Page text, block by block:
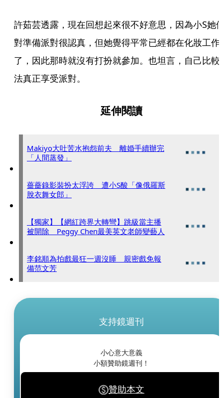
許茹芸透露，現在回想起來很不好意思，因為小S她
對準備派對很認真，但她覺得平常已經都在化妝工作
了，因此那時就沒有打扮就參加。也坦言，自己比較
法真正享受派對。
延伸閱讀
Makiyo大吐苦水抱怨前夫 離婚手續辦完
「人間蒸發」
薔薔錄影裝扮太浮誇 遭小S酸「像俄羅斯
脫衣舞女郎」
【獨家】【網紅跨界大轉彎】跳級當主播
被開除 Peggy Chen最美英文老師變藝人
李銘順為拍戲最狂一週沒睡 親密戲免報
備范文芳
支持鏡週刊
小心意大意義
小額贊助鏡週刊！
贊助本文